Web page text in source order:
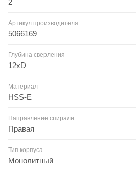
2
Артикул производителя
5066169
Глубина сверления
12xD
Материал
HSS-E
Направление спирали
Правая
Тип корпуса
Монолитный